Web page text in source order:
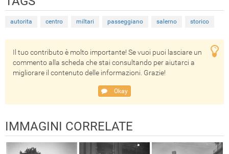
autorita centro miltari passeggiano salerno storico
Il tuo contributo è molto importante! Se vuoi puoi lasciare un
commento alla scheda che stai consultando per aiutarci a
migliorare il contenuto delle informazioni. Grazie!
Okay
IMMAGINI CORRELATE